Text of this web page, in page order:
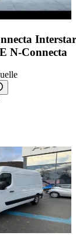
N-Connecta